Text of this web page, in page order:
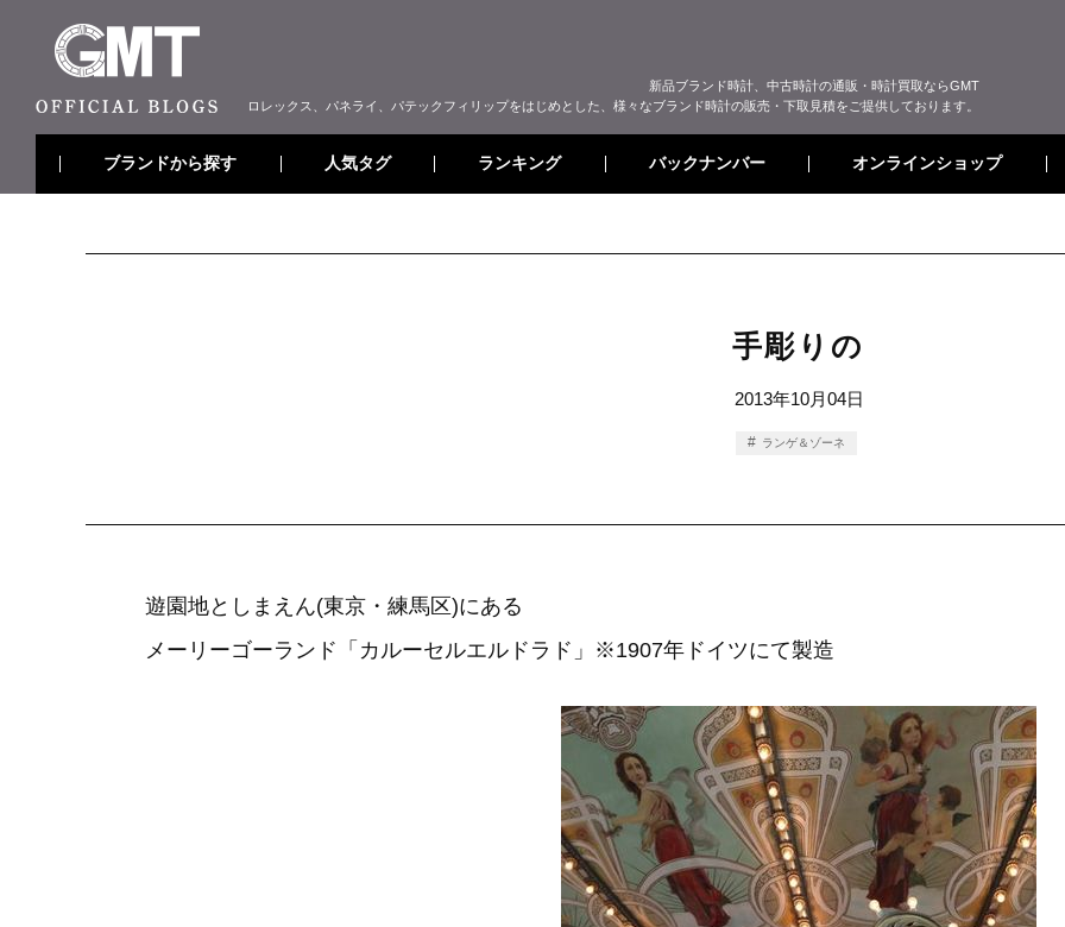
新品ブランド時計、中古時計の通販・時計買取ならGMT
ロレックス、パネライ、パテックフィリップをはじめとした、様々なブランド時計の販売・下取見積をご提供しております。
ブランドから探す 人気タグ ランキング バックナンバー オンラインショップ
手彫りの
2013年10月04日
ランゲ＆ゾーネ
遊園地としまえん(東京・練馬区)にある
メーリーゴーランド「カルーセルエルドラド」※1907年ドイツにて製造